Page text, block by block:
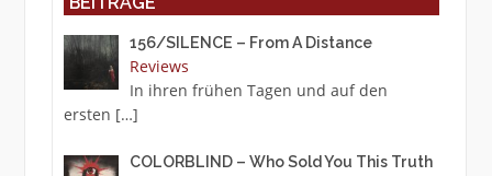
156/SILENCE – From A Distance
Reviews
In ihren frühen Tagen und auf den
ersten […]
COLORBLIND – Who Sold You This Truth